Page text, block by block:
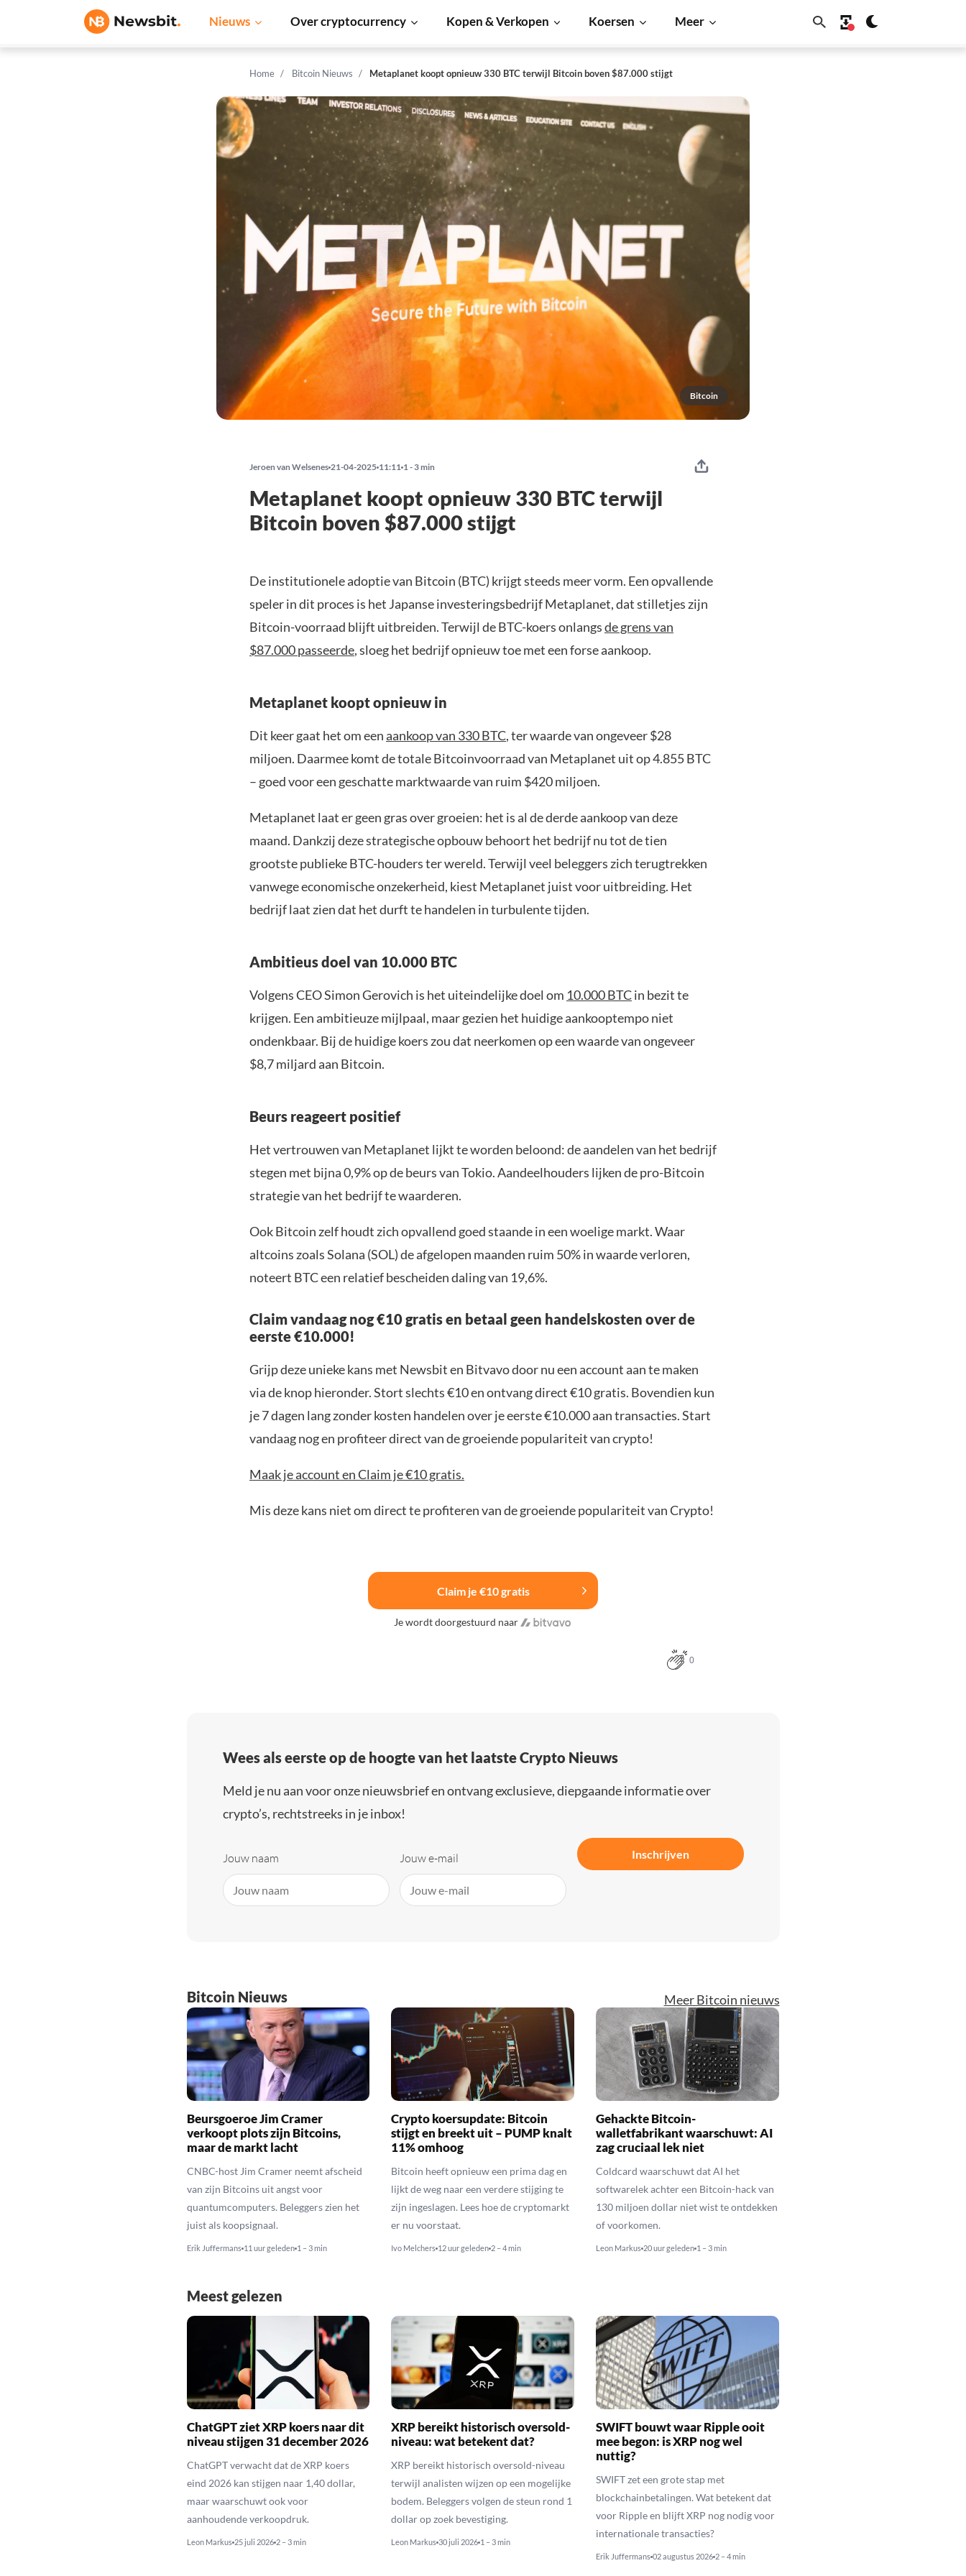
Nieuws Over cryptocurrency Kopen & Verkopen Koersen Meer
Home Bitcoin Nieuws Metaplanet koopt opnieuw 330 BTC terwijl Bitcoin boven $87.000 stijgt
Bitcoin
Jeroen van Welsenes 21-04-2025 11:11 1 - 3 min
Metaplanet koopt opnieuw 330 BTC terwijl
Bitcoin boven $87.000 stijgt
De institutionele adoptie van Bitcoin (BTC) krijgt steeds meer vorm. Een opvallende
speler in dit proces is het Japanse investeringsbedrijf Metaplanet, dat stilletjes zijn
Bitcoin-voorraad blijft uitbreiden. Terwijl de BTC-koers onlangsde grens van
$87.000 passeerde, sloeg het bedrijf opnieuw toe met een forse aankoop.
Metaplanet koopt opnieuw in
Dit keer gaat het om eenaankoop van 330 BTC, ter waarde van ongeveer $28
miljoen. Daarmee komt de totale Bitcoinvoorraad van Metaplanet uit op 4.855 BTC
– goed voor een geschatte marktwaarde van ruim $420 miljoen.
Metaplanet laat er geen gras over groeien: het is al de derde aankoop van deze
maand. Dankzij deze strategische opbouw behoort het bedrijf nu tot de tien
grootste publieke BTC-houders ter wereld. Terwijl veel beleggers zich terugtrekken
vanwege economische onzekerheid, kiest Metaplanet juist voor uitbreiding. Het
bedrijf laat zien dat het durft te handelen in turbulente tijden.
Ambitieus doel van 10.000 BTC
Volgens CEO Simon Gerovich is het uiteindelijke doel om 10.000 BTCin bezit te
krijgen. Een ambitieuze mijlpaal, maar gezien het huidige aankooptempo niet
ondenkbaar. Bij de huidige koers zou dat neerkomen op een waarde van ongeveer
$8,7 miljard aan Bitcoin.
Beurs reageert positief
Het vertrouwen van Metaplanet lijkt te worden beloond: de aandelen van het bedrijf
stegen met bijna 0,9% op de beurs van Tokio. Aandeelhouders lijken de pro-Bitcoin
strategie van het bedrijf te waarderen.
Ook Bitcoin zelf houdt zich opvallend goed staande in een woelige markt. Waar
altcoins zoals Solana (SOL) de afgelopen maanden ruim 50% in waarde verloren,
noteert BTC een relatief bescheiden daling van 19,6%.
Claim vandaag nog €10 gratis en betaal geen handelskosten over de
eerste €10.000!
Grijp deze unieke kans met Newsbit en Bitvavo door nu een account aan te maken
via de knop hieronder. Stort slechts €10 en ontvang direct €10 gratis. Bovendien kun
je 7 dagen lang zonder kosten handelen over je eerste €10.000 aan transacties. Start
vandaag nog en profiteer direct van de groeiende populariteit van crypto!
Maak je account en Claim je €10 gratis.
Mis deze kans niet om direct te profiteren van de groeiende populariteit van Crypto!
Claim je €10 gratis
Je wordt doorgestuurd naar
0
Wees als eerste op de hoogte van het laatste Crypto Nieuws
Meld je nu aan voor onze nieuwsbrief en ontvang exclusieve, diepgaande informatie over
crypto’s, rechtstreeks in je inbox!
Jouw naam Jouw e-mail Inschrijven
Bitcoin Nieuws Meer Bitcoin nieuws
Beursgoeroe Jim Cramer
verkoopt plots zijn Bitcoins,
maar de markt lacht
CNBC-host Jim Cramer neemt afscheid
van zijn Bitcoins uit angst voor
quantumcomputers. Beleggers zien het
juist als koopsignaal.
Erik Juffermans 11 uur geleden 1 – 3 min
Crypto koersupdate: Bitcoin
stijgt en breekt uit – PUMP knalt
11% omhoog
Bitcoin heeft opnieuw een prima dag en
lijkt de weg naar een verdere stijging te
zijn ingeslagen. Lees hoe de cryptomarkt
er nu voorstaat.
Ivo Melchers 12 uur geleden 2 – 4 min
Gehackte Bitcoin-
walletfabrikant waarschuwt: AI
zag cruciaal lek niet
Coldcard waarschuwt dat AI het
softwarelek achter een Bitcoin-hack van
130 miljoen dollar niet wist te ontdekken
of voorkomen.
Leon Markus 20 uur geleden 1 – 3 min
Meest gelezen
ChatGPT ziet XRP koers naar dit
niveau stijgen 31 december 2026
ChatGPT verwacht dat de XRP koers
eind 2026 kan stijgen naar 1,40 dollar,
maar waarschuwt ook voor
aanhoudende verkoopdruk.
Leon Markus 25 juli 2026 2 – 3 min
XRP bereikt historisch oversold-
niveau: wat betekent dat?
XRP bereikt historisch oversold-niveau
terwijl analisten wijzen op een mogelijke
bodem. Beleggers volgen de steun rond 1
dollar op zoek bevestiging.
Leon Markus 30 juli 2026 1 – 3 min
SWIFT bouwt waar Ripple ooit
mee begon: is XRP nog wel
nuttig?
SWIFT zet een grote stap met
blockchainbetalingen. Wat betekent dat
voor Ripple en blijft XRP nog nodig voor
internationale transacties?
Erik Juffermans 02 augustus 2026 2 – 4 min